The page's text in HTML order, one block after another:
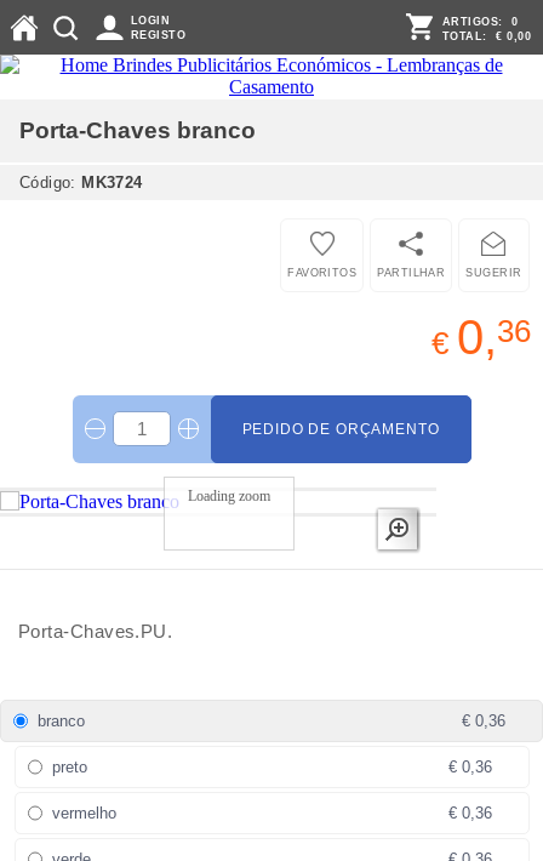
LOGIN
REGISTO
ARTIGOS: 0
TOTAL: € 0,00
Porta-Chaves branco
Código: MK3724
SUGERIR
PARTILHAR
FAVORITOS
€ 0,36
PEDIDO DE ORÇAMENTO
Loading zoom
Porta-Chaves.PU.
branco € 0,36
preto € 0,36
vermelho € 0,36